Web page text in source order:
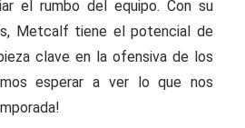
el rumbo del equipo. Con su
Metcalf tiene el potencial de
clave en la ofensiva de los
esperar a ver lo que nos